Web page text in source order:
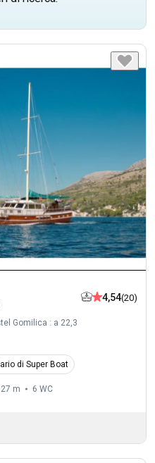
Gomilica : a 22,3
4,54(20)
di Super Boat
27 m 6 WC